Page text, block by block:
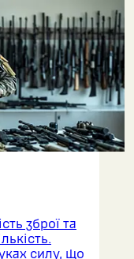
зброї та
силу, що